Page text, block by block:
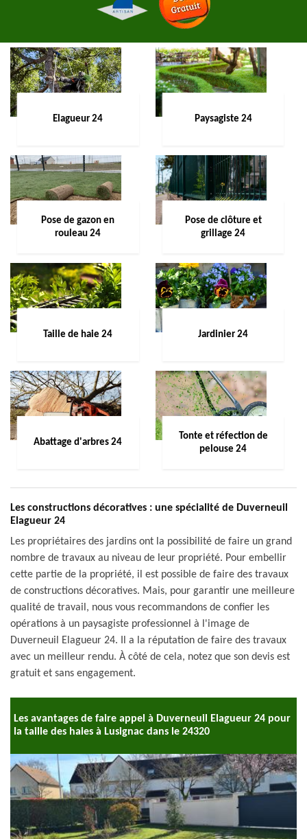
Elagueur 24 Paysagiste 24
Pose de gazon en
rouleau 24
Pose de clôture et
grillage 24
Taille de haie 24 Jardinier 24
Abattage d'arbres 24
Tonte et réfection de
pelouse 24
Les constructions décoratives : une spécialité de Duverneuil
Elagueur 24
Les propriétaires des jardins ont la possibilité de faire un grand
nombre de travaux au niveau de leur propriété. Pour embellir
cette partie de la propriété, il est possible de faire des travaux
de constructions décoratives. Mais, pour garantir une meilleure
qualité de travail, nous vous recommandons de confier les
opérations à un paysagiste professionnel à l'image de
Duverneuil Elagueur 24. Il a la réputation de faire des travaux
avec un meilleur rendu. À côté de cela, notez que son devis est
gratuit et sans engagement.
Les avantages de faire appel à Duverneuil Elagueur 24 pour
la taille des haies à Lusignac dans le 24320